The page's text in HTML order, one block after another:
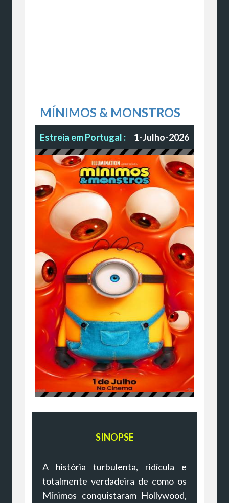
MÍNIMOS & MONSTROS
Estreia em Portugal : 1-Julho-2026
SINOPSE
A história turbulenta, ridícula e
totalmente verdadeira de como os
Mínimos conquistaram Hollywood,